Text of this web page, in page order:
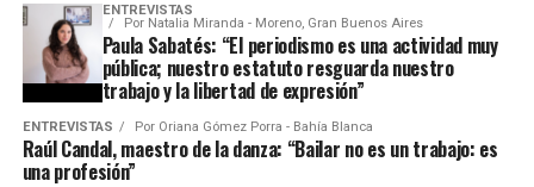
ENTREVISTAS
Por Natalia Miranda - Moreno, Gran Buenos Aires
Paula Sabatés: “El periodismo es una actividad muy
pública; nuestro estatuto resguarda nuestro
trabajo y la libertad de expresión”
ENTREVISTAS Por Oriana Gómez Porra - Bahía Blanca
Raúl Candal, maestro de la danza: “Bailar no es un trabajo: es
una profesión”